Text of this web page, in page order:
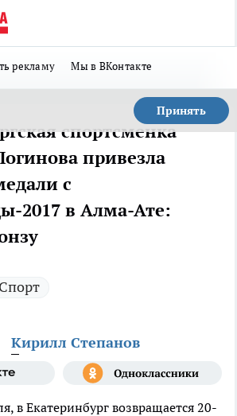
рекламу Мы в ВКонтакте
Принять
спортсменка
привезла
с
2017 в Алма-Ате:
Спорт
Кирилл Степанов
в Екатеринбург возвращается 20-